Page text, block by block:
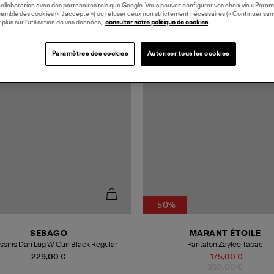
229,00 €
SEBAGO
Dan Lug W Cuir Black Regular
-50%
175,00 €
MARANT ÉTOILE
Pantalon Zaylee Tabac
avec des partenaires tels que Google. Vous pouvez configurer vos choix via «
des cookies (« J’accepte ») ou refuser ceux non strictement nécessaires (« Continuer
plus sur l’utilisation de vos données,
consulter notre politique de cookies
Paramètres des cookies Autoriser tous les cookies